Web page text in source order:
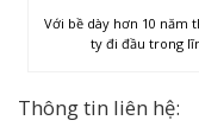
Với bề dày hơn 10 năm
ty đi đầu trong
Thông tin liên hệ: